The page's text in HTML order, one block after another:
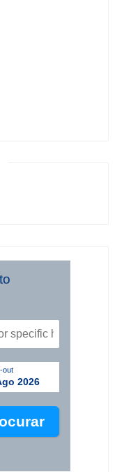
out
2026